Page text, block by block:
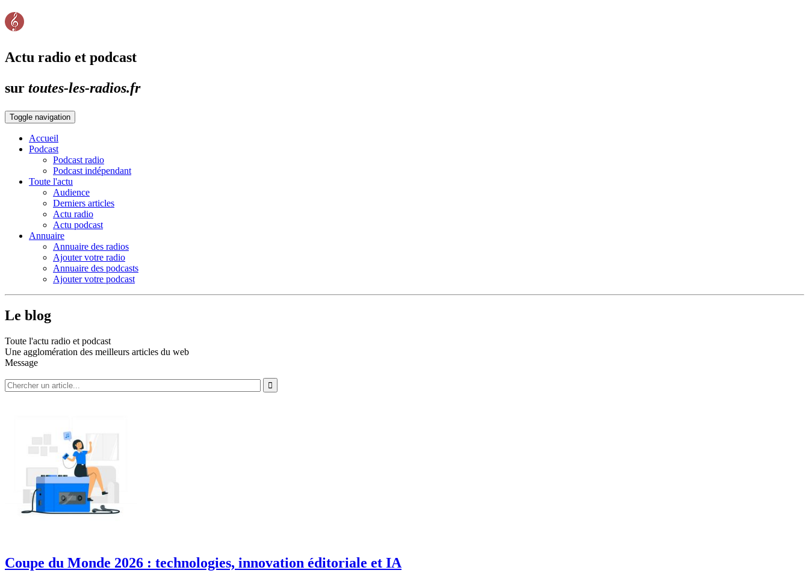
Actu radio et podcast
sur toutes-les-radios.fr
Toggle navigation
Accueil
Podcast
Podcast radio
Podcast indépendant
Toute l'actu
Audience
Derniers articles
Actu radio
Actu podcast
Annuaire
Annuaire des radios
Ajouter votre radio
Annuaire des podcasts
Ajouter votre podcast
Le blog
Toute l'actu radio et podcast
Une agglomération des meilleurs articles du web
Message
Coupe du Monde 2026 : technologies, innovation éditoriale et IA